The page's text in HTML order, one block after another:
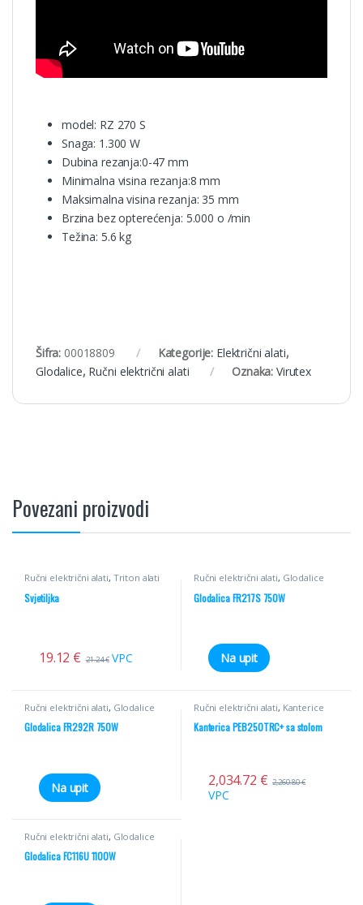
model: RZ 270 S
Snaga: 1.300 W
Dubina rezanja:0-47 mm
Minimalna visina rezanja:8 mm
Maksimalna visina rezanja: 35 mm
Brzina bez opterećenja: 5.000 o /min
Težina: 5.6 kg
Šifra: 00018809 Kategorije: Električni alati,
Glodalice, Ručni električni alati Oznaka:Virutex
Povezani proizvodi
Ručni električni alati, Triton alati
Svjetiljka
19.12 € 21.24€ VPC
Ručni električni alati, Glodalice
Glodalica FR217S 750W
Na upit
Ručni električni alati, Glodalice
Glodalica FR292R 750W
Na upit
Ručni električni alati, Kanterice
Kanterica PEB250TRC+ sa stolom
2,034.72 € 2,260.80€
VPC
Ručni električni alati, Glodalice
Glodalica FC116U 1100W